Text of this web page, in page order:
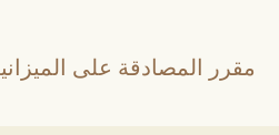
مقرر المصادقة على الميزانية